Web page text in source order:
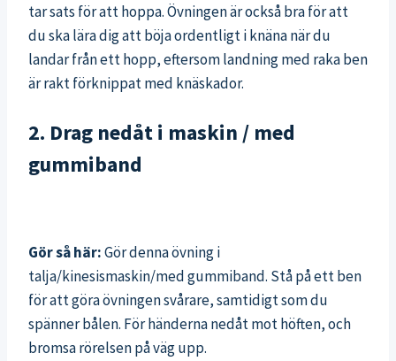
tar sats för att hoppa. Övningen är också bra för att
du ska lära dig att böja ordentligt i knäna när du
landar från ett hopp, eftersom landning med raka ben
är rakt förknippat med knäskador.
2. Drag nedåt i maskin / med
gummiband
Gör så här:Gör denna övning i
talja/kinesismaskin/med gummiband. Stå på ett ben
för att göra övningen svårare, samtidigt som du
spänner bålen. För händerna nedåt mot höften, och
bromsa rörelsen på väg upp.